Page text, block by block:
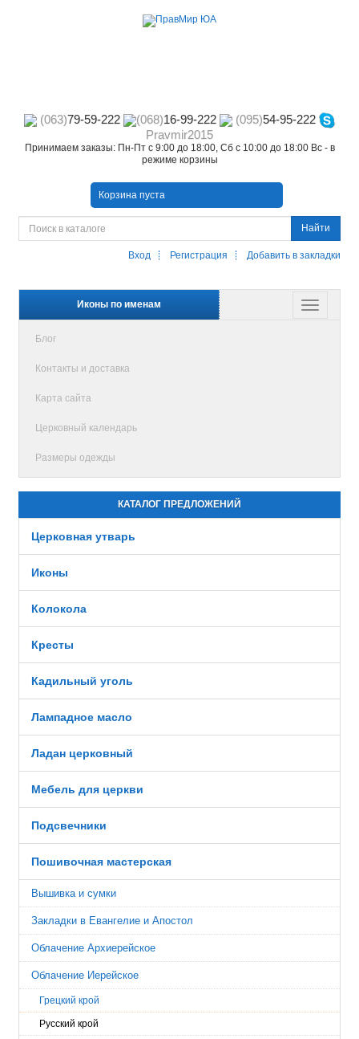
(063)79-59-222 (068)16-99-222 (095)54-95-222
Pravmir2015
Принимаем заказы: Пн-Пт с 9:00 до 18:00, Сб с 10:00 до 18:00 Вс - в
режиме корзины
Корзина пуста
Найти
Вход Регистрация Добавить в закладки
Иконы по именам
Блог
Контакты и доставка
Карта сайта
Церковный календарь
Размеры одежды
КАТАЛОГ ПРЕДЛОЖЕНИЙ
Церковная утварь
Иконы
Колокола
Кресты
Кадильный уголь
Лампадное масло
Ладан церковный
Мебель для церкви
Подсвечники
Пошивочная мастерская
Вышивка и сумки
Закладки в Евангелие и Апостол
Облачение Архиерейское
Облачение Иерейское
Грецкий крой
Русский крой